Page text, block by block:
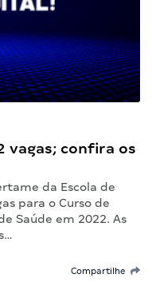
vagas; confira os
da Escola de
para o Curso de
Saúde em 2022. As
Compartilhe